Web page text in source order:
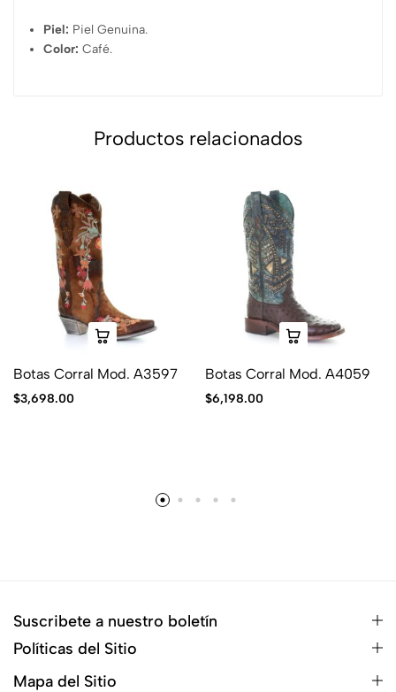
Piel: Piel Genuina.
Color: Café.
Productos relacionados
Botas Corral Mod. A3597
$3,698.00
Botas Corral Mod. A4059
$6,198.00
Suscribete a nuestro boletín
Políticas del Sitio
Mapa del Sitio